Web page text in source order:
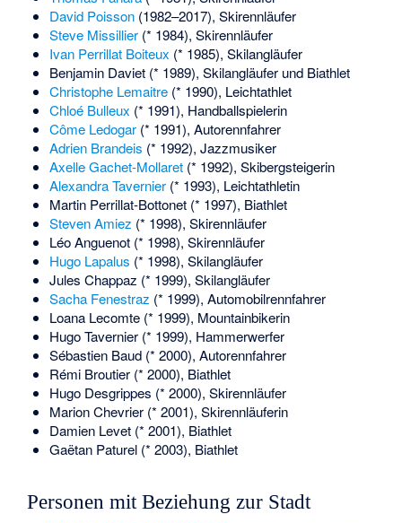
David Poisson(1982–2017), Skirennläufer
Steve Missillier(* 1984), Skirennläufer
Ivan Perrillat Boiteux (* 1985), Skilangläufer
Benjamin Daviet(* 1989), Skilangläufer und Biathlet
Christophe Lemaitre(* 1990), Leichtathlet
Chloé Bulleux (* 1991), Handballspielerin
Côme Ledogar(* 1991), Autorennfahrer
Adrien Brandeis (* 1992), Jazzmusiker
Axelle Gachet-Mollaret(* 1992), Skibergsteigerin
Alexandra Tavernier(* 1993), Leichtathletin
Martin Perrillat-Bottonet(* 1997), Biathlet
Steven Amiez (* 1998), Skirennläufer
Léo Anguenot(* 1998), Skirennläufer
Hugo Lapalus (* 1998), Skilangläufer
Jules Chappaz (* 1999), Skilangläufer
Sacha Fenestraz (* 1999), Automobilrennfahrer
Loana Lecomte(* 1999), Mountainbikerin
Hugo Tavernier(* 1999), Hammerwerfer
Sébastien Baud(* 2000), Autorennfahrer
Rémi Broutier(* 2000), Biathlet
Hugo Desgrippes (* 2000), Skirennläufer
Marion Chevrier(* 2001), Skirennläuferin
Damien Levet(* 2001), Biathlet
Gaëtan Paturel(* 2003), Biathlet
Personen mit Beziehung zur Stadt